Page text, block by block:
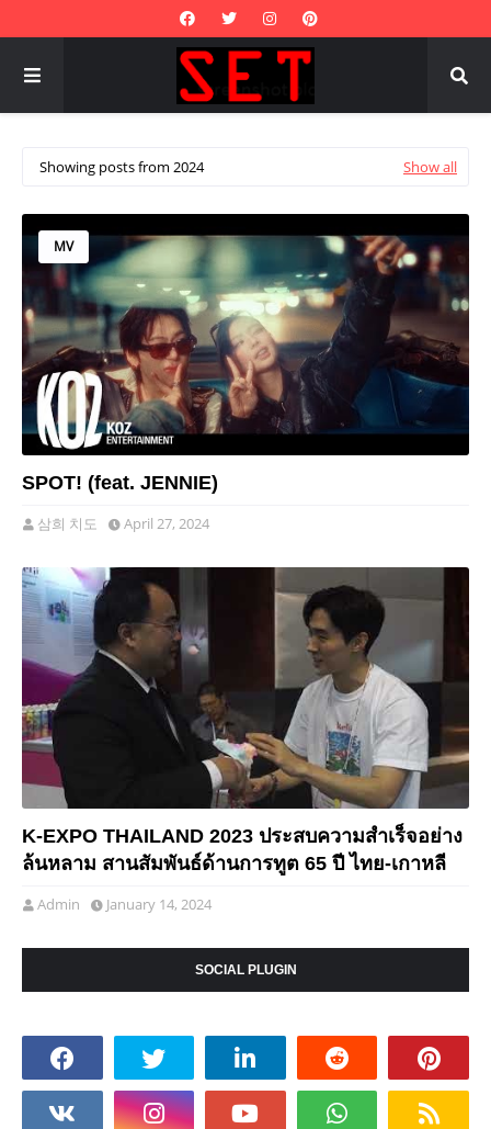
Showing posts from 2024 Show all
MV
SPOT! (feat. JENNIE)
삼희 치도 April 27, 2024
K-EXPO THAILAND 2023 ประสบความสำเร็จอย่าง
ล้นหลาม สานสัมพันธ์ด้านการทูต 65 ปี ไทย-เกาหลี
Admin January 14, 2024
SOCIAL PLUGIN